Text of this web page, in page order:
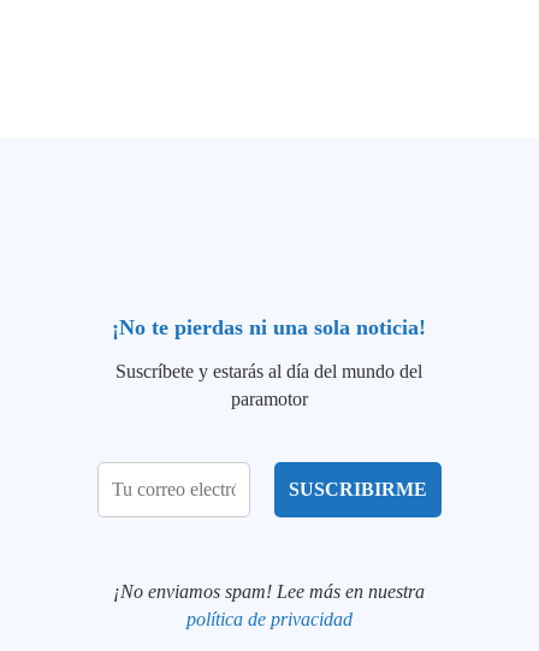
¡No te pierdas ni una sola noticia!
Suscríbete y estarás al día del mundo del
paramotor
¡No enviamos spam! Lee más en nuestra
política de privacidad